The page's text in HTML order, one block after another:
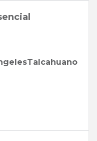
Talcahuano